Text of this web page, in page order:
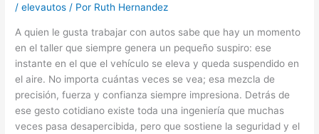
/elevautos / Por Ruth Hernandez
A quien le gusta trabajar con autos sabe que hay un momento
en el taller que siempre genera un pequeño suspiro: ese
instante en el que el vehículo se eleva y queda suspendido en
el aire. No importa cuántas veces se vea; esa mezcla de
precisión, fuerza y confianza siempre impresiona. Detrás de
ese gesto cotidiano existe toda una ingeniería que muchas
veces pasa desapercibida, pero que sostiene la seguridad y el